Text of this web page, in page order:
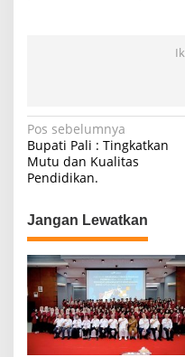
N
a
v
i
g
a
s
i
p
Pos sebelumnya
Bupati Pali : Tingkatkan
Mutu dan Kualitas
Pendidikan.
Jangan Lewatkan